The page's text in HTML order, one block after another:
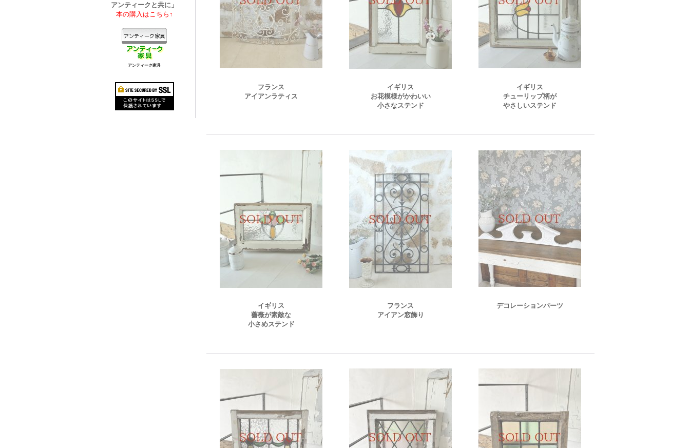
アンティークと共に」
本の購入はこちら↑
アンティーク家具
フランス
アイアンラティス
イギリス
お花模様がかわいい
小さなステンド
イギリス
チューリップ柄が
やさしいステンド
イギリス
薔薇が素敵な
小さめステンド
フランス
アイアン窓飾り
デコレーションパーツ